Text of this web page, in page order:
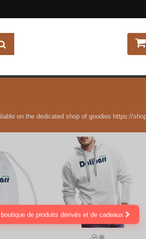
on the dedicated shop of goodies https://
de produits dérivés et de cadeaux